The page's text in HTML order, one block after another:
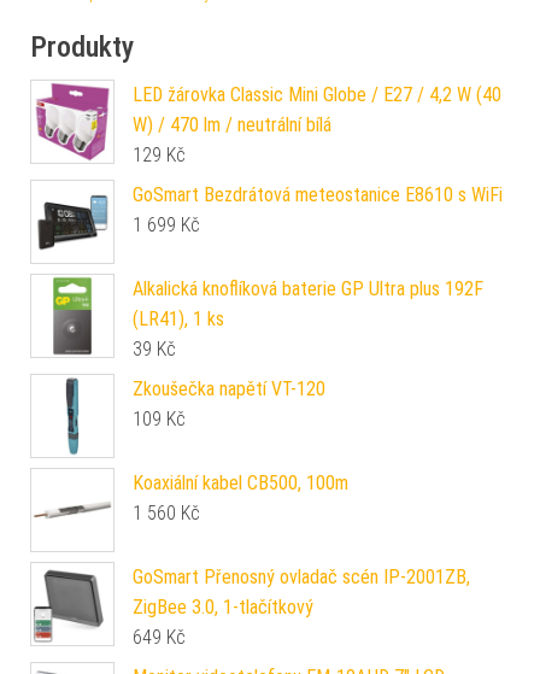
Produkty
LED žárovka Classic Mini Globe / E27 / 4,2 W (40
W) / 470 lm / neutrální bílá
129 Kč
GoSmart Bezdrátová meteostanice E8610 s WiFi
1 699 Kč
Alkalická knoflíková baterie GP Ultra plus 192F
(LR41), 1 ks
39 Kč
Zkoušečka napětí VT-120
109 Kč
Koaxiální kabel CB500, 100m
1 560 Kč
GoSmart Přenosný ovladač scén IP-2001ZB,
ZigBee 3.0, 1-tlačítkový
649 Kč